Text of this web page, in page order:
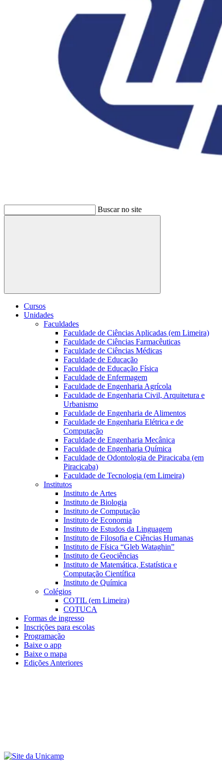
Buscar no site
Buscar
Cursos
Unidades
Faculdades
Faculdade de Ciências Aplicadas (em Limeira)
Faculdade de Ciências Farmacêuticas
Faculdade de Ciências Médicas
Faculdade de Educação
Faculdade de Educação Física
Faculdade de Enfermagem
Faculdade de Engenharia Agrícola
Faculdade de Engenharia Civil, Arquitetura e
Urbanismo
Faculdade de Engenharia de Alimentos
Faculdade de Engenharia Elétrica e de
Computação
Faculdade de Engenharia Mecânica
Faculdade de Engenharia Química
Faculdade de Odontologia de Piracicaba (em
Piracicaba)
Faculdade de Tecnologia (em Limeira)
Institutos
Instituto de Artes
Instituto de Biologia
Instituto de Computação
Instituto de Economia
Instituto de Estudos da Linguagem
Instituto de Filosofia e Ciências Humanas
Instituto de Física “Gleb Wataghin”
Instituto de Geociências
Instituto de Matemática, Estatística e
Computação Científica
Instituto de Química
Colégios
COTIL (em Limeira)
COTUCA
Formas de ingresso
Inscrições para escolas
Programação
Baixe o app
Baixe o mapa
Edições Anteriores